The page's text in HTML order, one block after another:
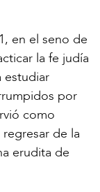
en el seno de
la fe judía
estudiar
por
como
de la
erudita de